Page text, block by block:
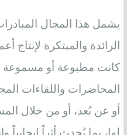
يشمل هذا المجال
الرائدة والمبتكرة لإنتاج
كانت مطبوعة أو مسموعة
المحاضرات واللقاءات
أو عن بُعد، أو من خلال
لها، بما يُحدِث أثراً